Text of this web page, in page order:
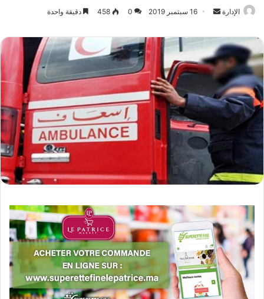
الإدارة
أرسل
إلكترونيا
16 سبتمبر 2019 0
458 دقيقة واحدة